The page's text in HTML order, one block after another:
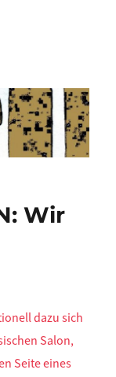
Wir
dazu sich
Salon,
Seite eines